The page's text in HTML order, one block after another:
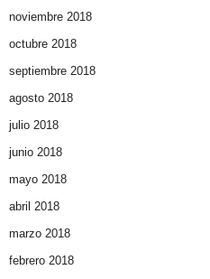
noviembre 2018
octubre 2018
septiembre 2018
agosto 2018
julio 2018
junio 2018
mayo 2018
abril 2018
marzo 2018
febrero 2018